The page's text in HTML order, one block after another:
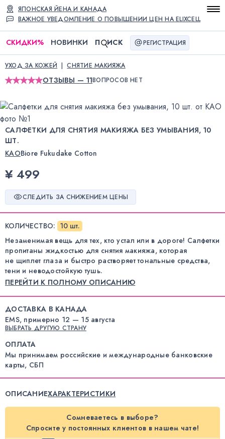
ВАЖНОЕ УВЕДОМЛЕНИЕ О ПОВЫШЕНИИ ЦЕН НА ELIXCELL
ЯПОНСКАЯ ЙЕНА И КАНАДА
СКИДКИ% НОВИНКИ П ИСК РЕГИСТРАЦИЯ
УХОД ЗА КОЖЕЙ СНЯТИЕ МАКИЯЖА
ОТЗЫВЫ — 11ВОПРОСОВ НЕТ
САЛФЕТКИ ДЛЯ СНЯТИЯ МАКИЯЖА БЕЗ УМЫВАНИЯ, 10
ШТ.
KAOBiore Fukudake Cotton
¥ 499
СЛЕДИТЬ ЗА СНИЖЕНИЕМ ЦЕНЫ
КОЛИЧЕСТВО: 10 шт.
Незаменимая вещь для тех, кто устал или в дороге! Салфетки
пропитаны жидкостью для снятия макияжа, которая
не щиплет глаза и быстро растворяет тональные средства,
тени и неводостойкую тушь.
ПЕРЕЙТИ К ПОЛНОМУ ОПИСАНИЮ
ДОСТАВКА В КАНАДА
EMS, примерно 12 — 15 августа
ВЫБРАТЬ ДРУГУЮ СТРАНУ
ОПЛАТА
Мы принимаем российские и международные банковские
карты, СБП
ОПИСАНИЕХАРАКТЕРИСТИКИ
Сомневаетесь в выборе?
Спросите у постоянных клиентов в нашем чате!